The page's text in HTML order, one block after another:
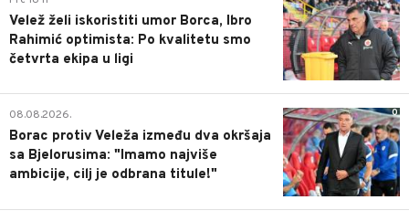
Velež želi iskoristiti umor Borca, Ibro
Rahimić optimista: Po kvalitetu smo
četvrta ekipa u ligi
0
08.08.2026.
Borac protiv Veleža između dva okršaja
sa Bjelorusima: "Imamo najviše
ambicije, cilj je odbrana titule!"